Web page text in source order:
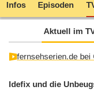
Infos Episoden
Aktuell im
fernsehserien.de bei
Idefix und die